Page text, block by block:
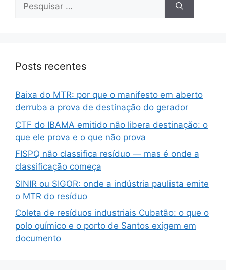
Posts recentes
Baixa do MTR: por que o manifesto em aberto
derruba a prova de destinação do gerador
CTF do IBAMA emitido não libera destinação: o
que ele prova e o que não prova
FISPQ não classifica resíduo — mas é onde a
classificação começa
SINIR ou SIGOR: onde a indústria paulista emite
o MTR do resíduo
Coleta de resíduos industriais Cubatão: o que o
polo químico e o porto de Santos exigem em
documento